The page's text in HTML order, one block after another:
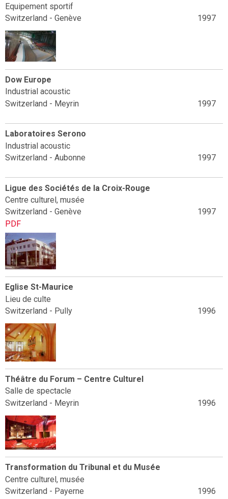
Equipement sportif
1997
Switzerland - Genève
Dow Europe
Industrial acoustic
1997
Switzerland - Meyrin
Laboratoires Serono
Industrial acoustic
1997
Switzerland - Aubonne
Ligue des Sociétés de la Croix-Rouge
Centre culturel, musée
1997
Switzerland - Genève
PDF
Eglise St-Maurice
Lieu de culte
1996
Switzerland - Pully
Théâtre du Forum – Centre Culturel
Salle de spectacle
1996
Switzerland - Meyrin
Transformation du Tribunal et du Musée
Centre culturel, musée
1996
Switzerland - Payerne